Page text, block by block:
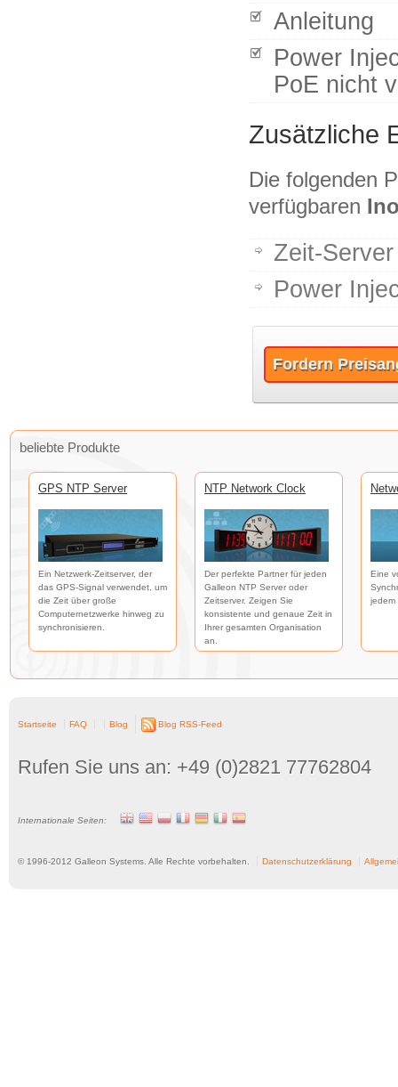
Anleitung
Power
PoE nicht
Zusätzliche
Die folgenden
verfügbaren
Zeit-Server
Power
Fordern
beliebte Produkte
GPS NTP Server
Ein Netzwerk-Zeitserver, der
das GPS-Signal verwendet, um
die Zeit über große
Computernetzwerke hinweg zu
synchronisieren.
NTP Network Clock
Der perfekte Partner für jeden
Galleon NTP Server oder
Zeitserver. Zeigen Sie
konsistente und genaue Zeit in
Ihrer gesamten Organisation
an.
Eine
jedem
Startseite FAQ Blog Blog RSS-Feed
Rufen Sie uns an: +49 (0)2821 77762804
Internationale Seiten:
© 1996-2012 Galleon Systems. Alle Rechte vorbehalten. Datenschutzerklärung